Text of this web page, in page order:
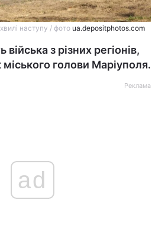
наступу / фото ua.depositphotos.com
війська з різних регіонів,
міського голови Маріуполя.
Реклама
ad